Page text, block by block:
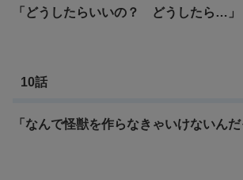
「どうしたらいいの？ どうしたら…」
10話
「なんで怪獣を作らなきゃいけないんだ